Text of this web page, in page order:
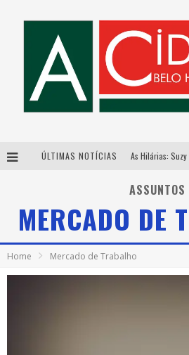
ÚLTIMAS NOTÍCIAS
ASSUNTOS
MERCADO DE
Home Mercado de Trabalho